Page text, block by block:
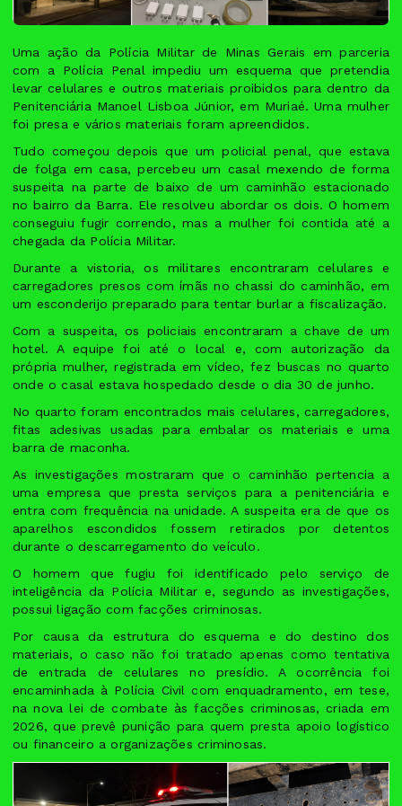
Uma ação da Polícia Militar de Minas Gerais em parceria
com a Polícia Penal impediu um esquema que pretendia
levar celulares e outros materiais proibidos para dentro da
Penitenciária Manoel Lisboa Júnior, em Muriaé. Uma mulher
foi presa e vários materiais foram apreendidos.
Tudo começou depois que um policial penal, que estava
de folga em casa, percebeu um casal mexendo de forma
suspeita na parte de baixo de um caminhão estacionado
no bairro da Barra. Ele resolveu abordar os dois. O homem
conseguiu fugir correndo, mas a mulher foi contida até a
chegada da Polícia Militar.
Durante a vistoria, os militares encontraram celulares e
carregadores presos com ímãs no chassi do caminhão, em
um esconderijo preparado para tentar burlar a fiscalização.
Com a suspeita, os policiais encontraram a chave de um
hotel. A equipe foi até o local e, com autorização da
própria mulher, registrada em vídeo, fez buscas no quarto
onde o casal estava hospedado desde o dia 30 de junho.
No quarto foram encontrados mais celulares, carregadores,
fitas adesivas usadas para embalar os materiais e uma
barra de maconha.
As investigações mostraram que o caminhão pertencia a
uma empresa que presta serviços para a penitenciária e
entra com frequência na unidade. A suspeita era de que os
aparelhos escondidos fossem retirados por detentos
durante o descarregamento do veículo.
O homem que fugiu foi identificado pelo serviço de
inteligência da Polícia Militar e, segundo as investigações,
possui ligação com facções criminosas.
Por causa da estrutura do esquema e do destino dos
materiais, o caso não foi tratado apenas como tentativa
de entrada de celulares no presídio. A ocorrência foi
encaminhada à Polícia Civil com enquadramento, em tese,
na nova lei de combate às facções criminosas, criada em
2026, que prevê punição para quem presta apoio logístico
ou financeiro a organizações criminosas.